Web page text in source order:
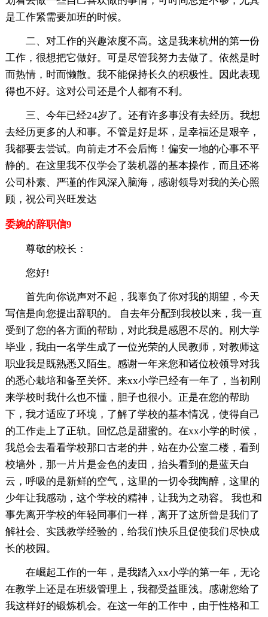
是工作紧需要加班的时候。
二、对工作的兴趣浓度不高。这是我来杭州的第一份
工作，很想把它做好。可是尽管我努力去做了。依然是时
而热情，时而懒散。我不能保持长久的积极性。因此表现
得也不好。这对公司还是个人都有不利。
三、今年已经24岁了。还有许多事没有去经历。我想
去经历更多的人和事。不管是好是坏，是幸福还是艰辛，
我都要去尝试。向前走才不会后悔！偏安一地的心事不平
静的。在这里我不仅学会了装机器的基本操作，而且还将
公司朴素、严谨的作风深入脑海，感谢领导对我的关心照
顾，祝公司兴旺发达
委婉的辞职信9
尊敬的校长：
您好!
首先向你说声对不起，我辜负了你对我的期望，今天
写信是向您提出辞职的。 自去年分配到我校以来，我一直
受到了您的各方面的帮助，对此我是感恩不尽的。刚大学
毕业，我由一名学生成了一位光荣的人民教师，对教师这
职业我是既熟悉又陌生。感谢一年来您和诸位校领导对我
的悉心栽培和备至关怀。来xx小学已经有一年了，当初刚
来学校时我什么也不懂，胆子也很小。正是在您的帮助
下，我才适应了环境，了解了学校的基本情况，使得自己
的工作走上了正轨。回忆总是甜蜜的。在xx小学的时候，
我总会去看看学校那口古老的井，站在办公室二楼，看到
校墙外，那一片片是金色的麦田，抬头看到的是蓝天白
云，呼吸的是新鲜的空气，这里的一切令我陶醉，这里的
少年让我感动，这个学校的精神，让我为之动容。 我也和
事先离开学校的年轻同事们一样，离开了这所曾是我们了
解社会、实践教学经验的，给我们快乐且促使我们尽快成
长的校园。
在崛起工作的一年，是我踏入xx小学的第一年，无论
在教学上还是在班级管理上，我都受益匪浅。感谢您给了
我这样好的锻炼机会。在这一年的工作中，由于性格和工